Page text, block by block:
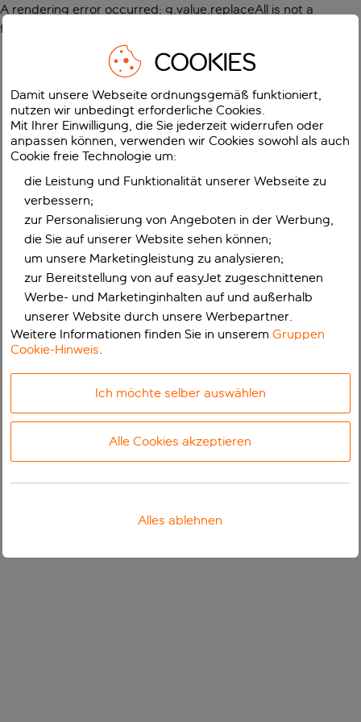
A rendering error occurred: g.value.replaceAll is not a
function
COOKIES
Damit unsere Webseite ordnungsgemäß funktioniert,
nutzen wir unbedingt erforderliche Cookies.
Mit Ihrer Einwilligung, die Sie jederzeit widerrufen oder
anpassen können, verwenden wir Cookies sowohl als auch
Cookie freie Technologie um:
die Leistung und Funktionalität unserer Webseite zu
verbessern;
zur Personalisierung von Angeboten in der Werbung,
die Sie auf unserer Website sehen können;
um unsere Marketingleistung zu analysieren;
zur Bereitstellung von auf easyJet zugeschnittenen
Werbe- und Marketinginhalten auf und außerhalb
unserer Website durch unsere Werbepartner.
Weitere Informationen finden Sie in unseremGruppen
Cookie-Hinweis.
Ich möchte selber auswählen
Alle Cookies akzeptieren
Alles ablehnen